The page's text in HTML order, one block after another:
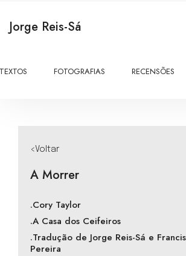
Jorge Reis-Sá
TEXTOS FOTOGRAFIAS RECENSÕES
<Voltar
A Morrer
.Cory Taylor
.A Casa dos Ceifeiros
.Tradução de Jorge Reis-Sá e
Pereira